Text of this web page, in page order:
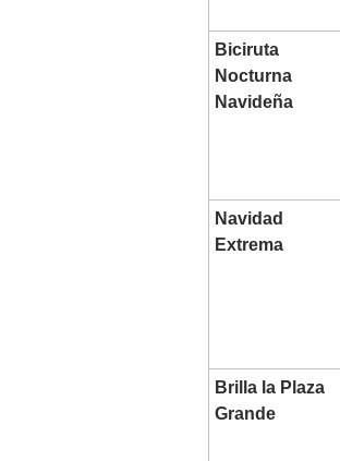
Biciruta
Nocturna
Navideña
Navidad
Extrema
Brilla la Plaza
Grande